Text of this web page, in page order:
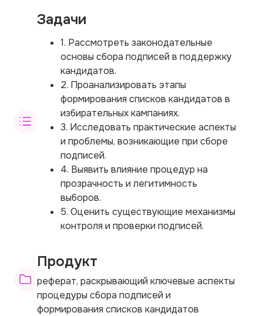
Задачи
1. Рассмотреть законодательные
основы сбора подписей в поддержку
кандидатов.
2. Проанализировать этапы
формирования списков кандидатов в
избирательных кампаниях.
3. Исследовать практические аспекты
и проблемы, возникающие при сборе
подписей.
4. Выявить влияние процедур на
прозрачность и легитимность
выборов.
5. Оценить существующие механизмы
контроля и проверки подписей.
Продукт
реферат, раскрывающий ключевые аспекты
процедуры сбора подписей и
формирования списков кандидатов